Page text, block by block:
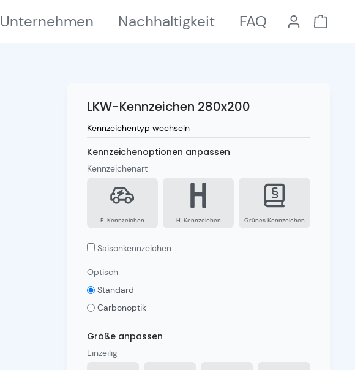
Unternehmen Nachhaltigkeit FAQ
LKW-Kennzeichen 280x200
Kennzeichentyp wechseln
Kennzeichenoptionen anpassen
Kennzeichenart
E-Kennzeichen H-Kennzeichen Grünes Kennzeichen
Saisonkennzeichen
Optisch
Standard
Carbonoptik
Größe anpassen
Einzeilig